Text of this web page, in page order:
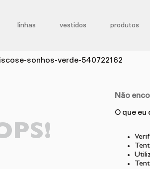
linhas vestidos produtos
sonhos-verde-540722162
Não
O que eu